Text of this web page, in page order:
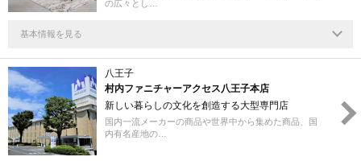
の広々とし…
基本情報を見る
八王子
村内ファニチャーアクセス八王子本店
新しい暮らしの文化を創造する大型専門店
国内一流メーカーの商品や世界中から集めた商品、国
内有名産地の…